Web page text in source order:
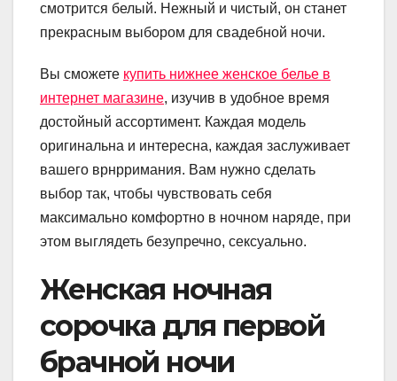
смотрится белый. Нежный и чистый, он станет
прекрасным выбором для свадебной ночи.
Вы сможете купить нижнее женское белье в
интернет магазине, изучив в удобное время
достойный ассортимент. Каждая модель
оригинальна и интересна, каждая заслуживает
вашего врнрримания. Вам нужно сделать
выбор так, чтобы чувствовать себя
максимально комфортно в ночном наряде, при
этом выглядеть безупречно, сексуально.
Женская ночная
сорочка для первой
брачной ночи